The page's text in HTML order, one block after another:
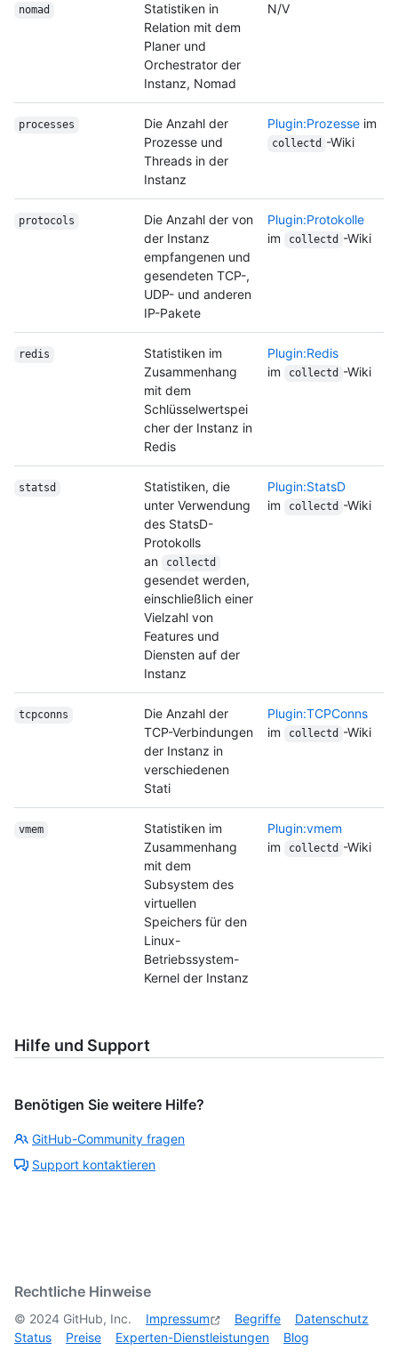
nomad
Statistiken in
Relation mit dem
Planer und
Orchestrator der
Instanz, Nomad
N/V
processes
Die Anzahl der
Prozesse und
Threads in der
Instanz
Plugin:Prozesse im
collectd -Wiki
protocols
Die Anzahl der von
der Instanz
empfangenen und
gesendeten TCP-,
UDP- und anderen
IP-Pakete
Plugin:Protokolle
im
collectd -Wiki
redis
Statistiken im
Zusammenhang
mit dem
Schlüsselwertspei
cher der Instanz in
Redis
Plugin:Redis
im
collectd -Wiki
statsd
Statistiken, die
unter Verwendung
des StatsD-
Protokolls
an
collectd
gesendet werden,
einschließlich einer
Vielzahl von
Features und
Diensten auf der
Instanz
Plugin:StatsD
im
collectd -Wiki
tcpconns
Die Anzahl der
TCP-Verbindungen
der Instanz in
verschiedenen
Stati
Plugin:TCPConns
im
collectd -Wiki
vmem
Statistiken im
Zusammenhang
mit dem
Subsystem des
virtuellen
Speichers für den
Linux-
Betriebssystem-
Kernel der Instanz
Plugin:vmem
im
collectd -Wiki
Hilfe und Support
Benötigen Sie weitere Hilfe?
GitHub-Community fragen
Support kontaktieren
Rechtliche Hinweise
© 2024 GitHub, Inc. Impressum Begriffe
Datenschutz
Status
Preise Experten-Dienstleistungen Blog